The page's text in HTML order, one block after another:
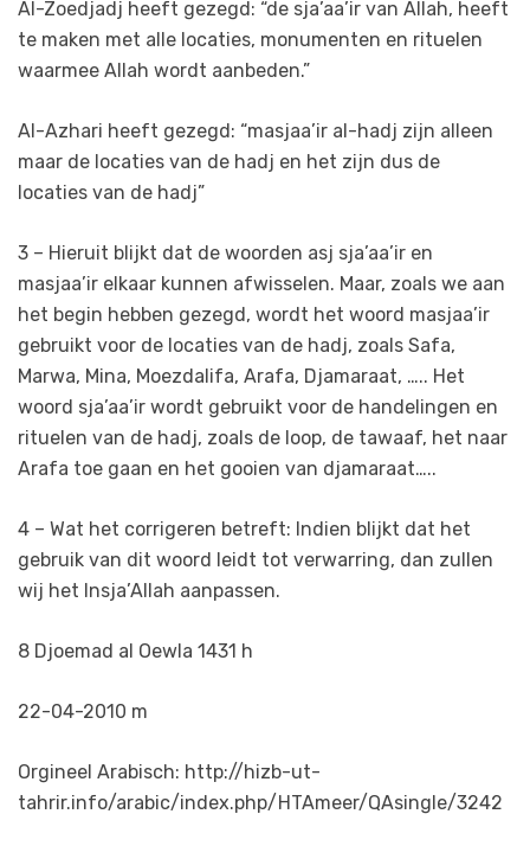
Al-Zoedjadj heeft gezegd: “de sja’aa’ir van Allah, heeft
te maken met alle locaties, monumenten en rituelen
waarmee Allah wordt aanbeden.”
Al-Azhari heeft gezegd: “masjaa’ir al-hadj zijn alleen
maar de locaties van de hadj en het zijn dus de
locaties van de hadj”
3 – Hieruit blijkt dat de woorden asj sja’aa’ir en
masjaa’ir elkaar kunnen afwisselen. Maar, zoals we aan
het begin hebben gezegd, wordt het woord masjaa’ir
gebruikt voor de locaties van de hadj, zoals Safa,
Marwa, Mina, Moezdalifa, Arafa, Djamaraat, ….. Het
woord sja’aa’ir wordt gebruikt voor de handelingen en
rituelen van de hadj, zoals de loop, de tawaaf, het naar
Arafa toe gaan en het gooien van djamaraat…..
4 – Wat het corrigeren betreft: Indien blijkt dat het
gebruik van dit woord leidt tot verwarring, dan zullen
wij het Insja’Allah aanpassen.
8 Djoemad al Oewla 1431 h
22-04-2010 m
Orgineel Arabisch: http://hizb-ut-
tahrir.info/arabic/index.php/HTAmeer/QAsingle/3242